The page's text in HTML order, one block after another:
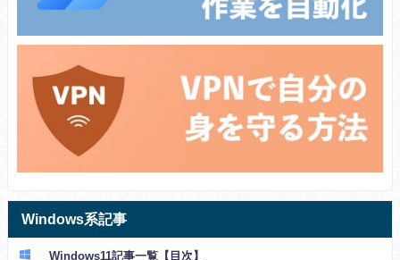
Windows系記事
Windows11記事一覧【目次】